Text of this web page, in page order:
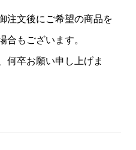
注文後にご希望の商品を
合もございます。
何卒お願い申し上げま